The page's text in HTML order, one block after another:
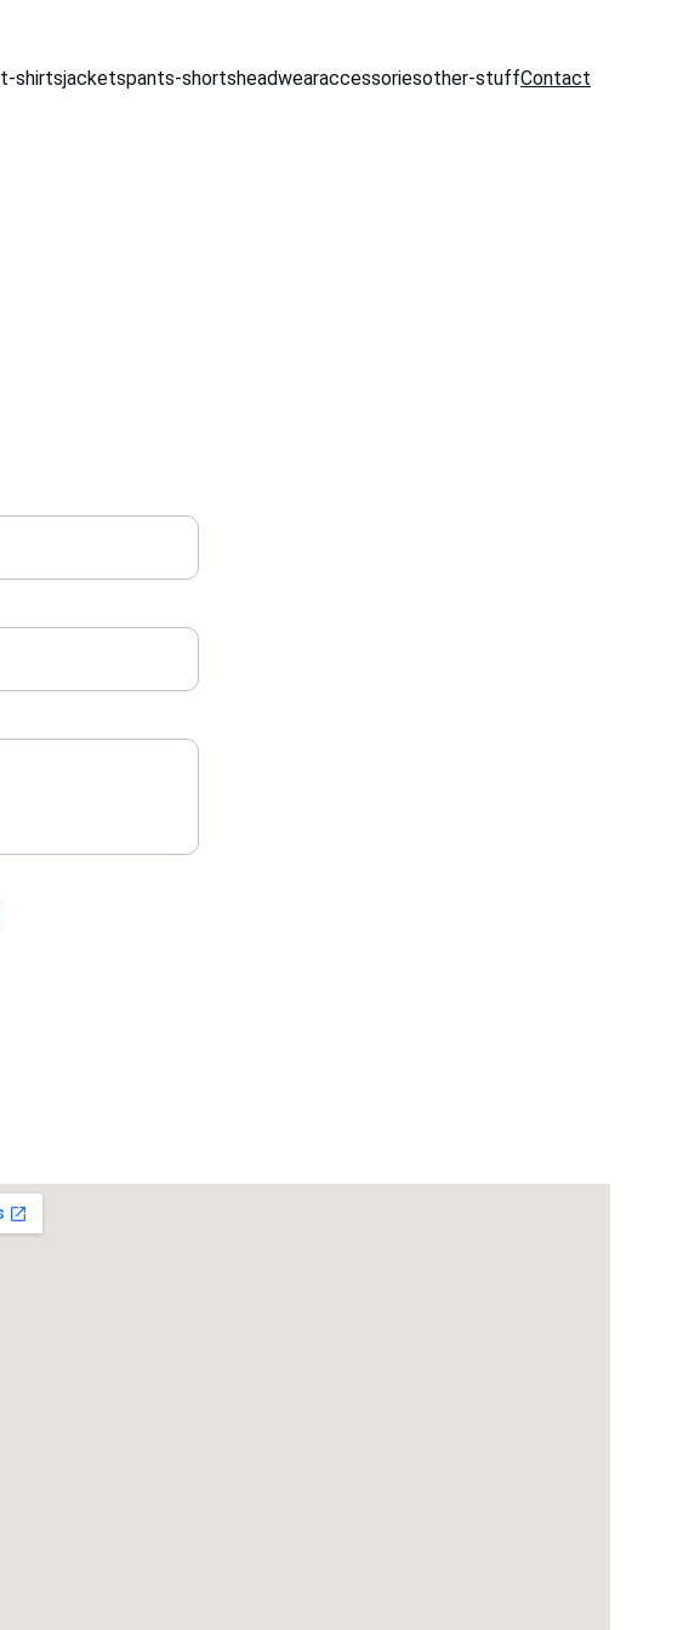
t-shirtsjacketspants-shortsheadwearaccessoriesother-stuffContact